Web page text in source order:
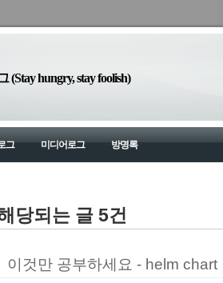
(Stay hungry, stay foolish)
그 미디어로그 방명록
당되는 글 5건
이것만 공부하세요 - helm chart